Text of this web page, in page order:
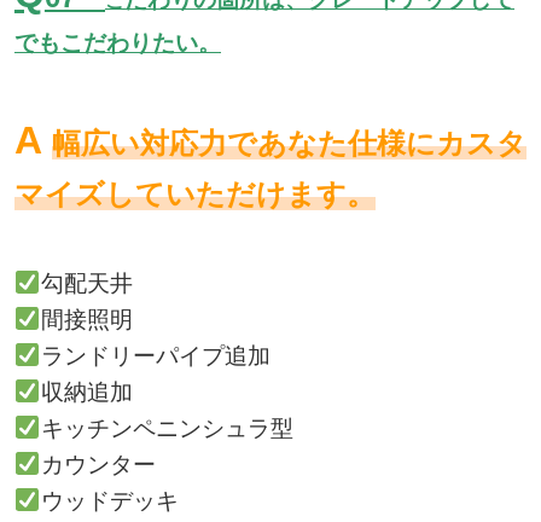
でもこだわりたい。
A 幅広い対応力であなた仕様にカスタ
マイズしていただけます。
勾配天井
間接照明
ランドリーパイプ追加
収納追加
キッチンペニンシュラ型
カウンター
ウッドデッキ